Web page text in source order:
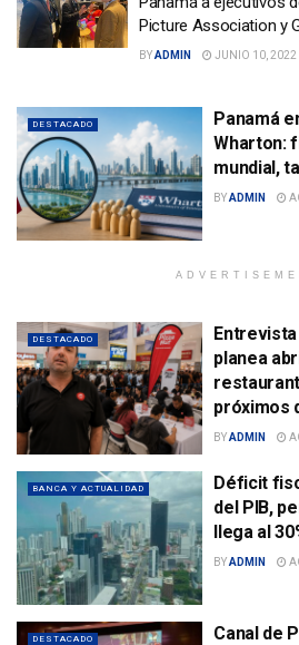
Picture Association y
BYADMIN JUNIO 10, 2022
DESTACADO
Panamá
Wharton:
mundial,
BYADMIN
DESTACADO
planea
próximos
BYADMIN
BANCA Y ACTUALIDAD
Déficit
del PIB,
llega al
BYADMIN
DESTACADO
Canal de